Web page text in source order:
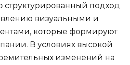
структурированный подход
визуальными и
которые формируют
В условиях высокой
изменений на